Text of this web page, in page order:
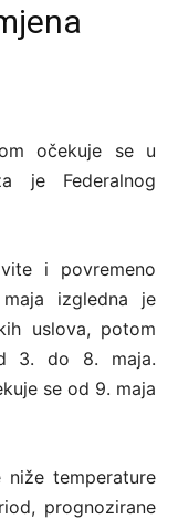
očekuje se u
je Federalnog
i povremeno
izgledna je
uslova, potom
3. do 8. maja.
se od 9. maja
temperature
prognozirane